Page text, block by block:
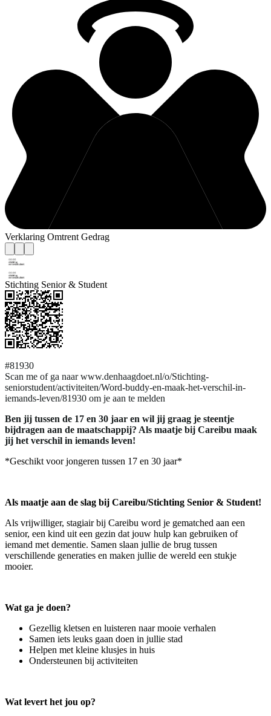
Verklaring Omtrent Gedrag
Stichting Senior & Student
#81930
Scan me of ga naar www.denhaagdoet.nl/o/Stichting-
seniorstudent/activiteiten/Word-buddy-en-maak-het-verschil-in-
iemands-leven/81930 om je aan te melden
Ben jij tussen de 17 en 30 jaar en wil jij graag je steentje
bijdragen aan de maatschappij? Als maatje bij Careibu maak
jij het verschil in iemands leven!
*Geschikt voor jongeren tussen 17 en 30 jaar*
Als maatje aan de slag bij Careibu/Stichting Senior & Student!
Als vrijwilliger, stagiair bij Careibu word je gematched aan een
senior, een kind uit een gezin dat jouw hulp kan gebruiken of
iemand met dementie. Samen slaan jullie de brug tussen
verschillende generaties en maken jullie de wereld een stukje
mooier.
Wat ga je doen?
Gezellig kletsen en luisteren naar mooie verhalen
Samen iets leuks gaan doen in jullie stad
Helpen met kleine klusjes in huis
Ondersteunen bij activiteiten
Wat levert het jou op?